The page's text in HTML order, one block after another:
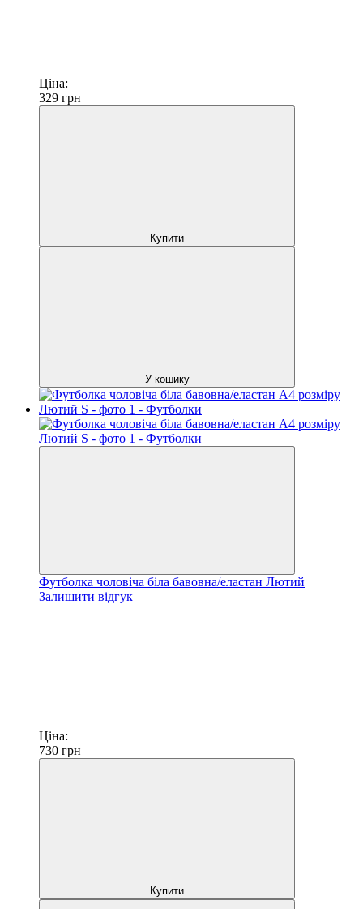
Ціна:
329 грн
Купити
У кошику
Футболка чоловіча біла бавовна/еластан Лютий
Залишити відгук
Ціна:
730 грн
Купити